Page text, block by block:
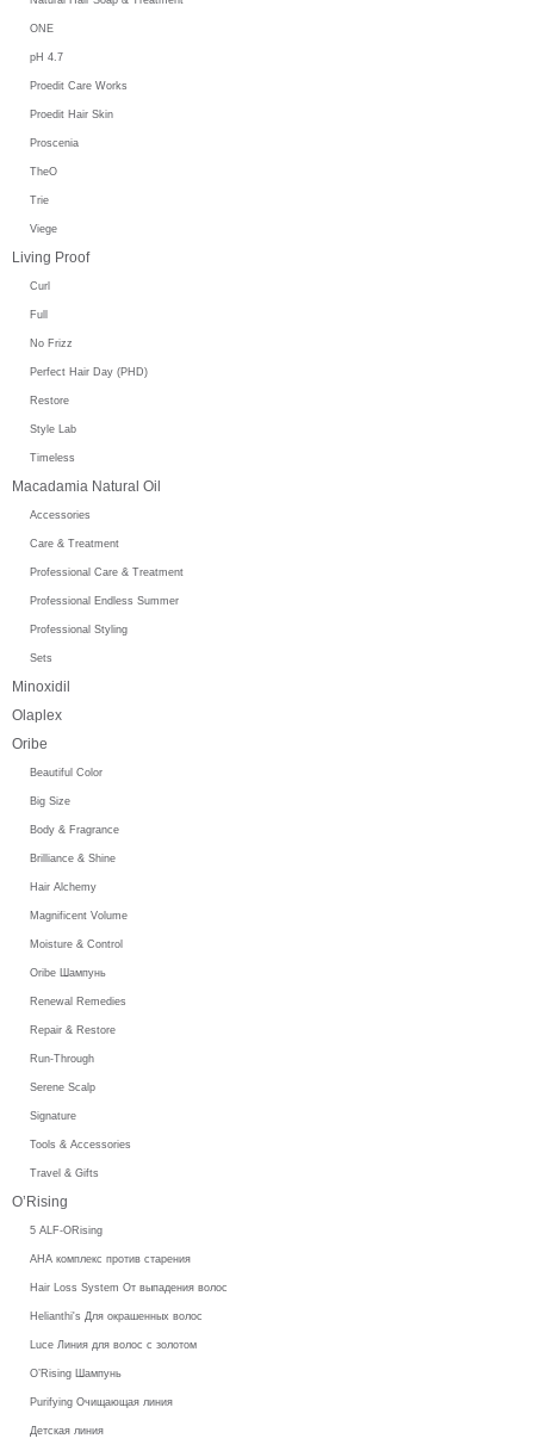
ONE
pH 4.7
Proedit Care Works
Proedit Hair Skin
Proscenia
TheO
Trie
Viege
Living Proof
Curl
Full
No Frizz
Perfect Hair Day (PHD)
Restore
Style Lab
Timeless
Macadamia Natural Oil
Accessories
Care & Treatment
Professional Care & Treatment
Professional Endless Summer
Professional Styling
Sets
Minoxidil
Olaplex
Oribe
Beautiful Color
Big Size
Body & Fragrance
Brilliance & Shine
Hair Alchemy
Magnificent Volume
Moisture & Control
Oribe Шампунь
Renewal Remedies
Repair & Restore
Run-Through
Serene Scalp
Signature
Tools & Accessories
Travel & Gifts
O’Rising
5 ALF-ORising
AHA комплекс против старения
Hair Loss System От выпадения волос
Helianthi's Для окрашенных волос
Luce Линия для волос с золотом
O’Rising Шампунь
Purifying Очищающая линия
Детская линия